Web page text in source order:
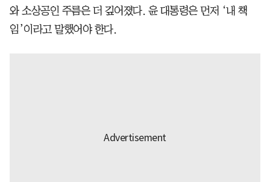
와 소상공인 주름은 더 깊어졌다. 윤 대통령은 먼저 ‘내 책
임’이라고 말했어야 한다.